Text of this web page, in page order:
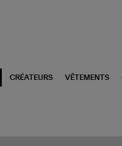
CRÉATEURS VÊTEMENTS